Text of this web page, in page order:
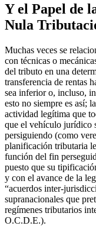
Y el Papel de
Nula
Muchas veces se
con técnicas o
del tributo en una
transferencia de rentas
sea inferior o, incluso,
esto no siempre es así;
actividad legítima que
que el vehículo jurídico
persiguiendo (como
planificación tributaria
función del fin
puesto que su
y con el avance de la
“acuerdos inter-
supranacionales que
regímenes tributarios
O.C.D.E.).